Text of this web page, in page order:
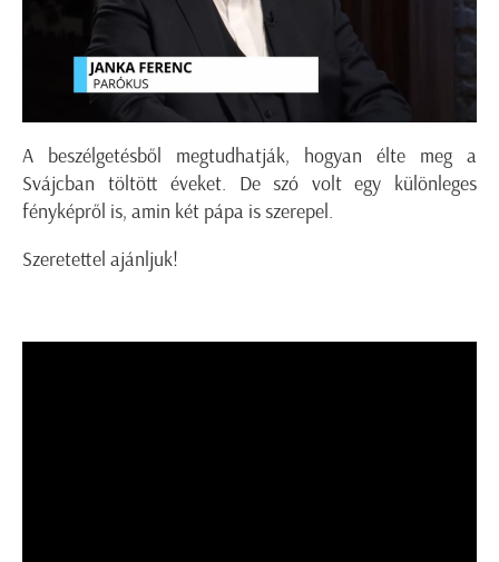
A beszélgetésből megtudhatják, hogyan élte meg a
Svájcban töltött éveket. De szó volt egy különleges
fényképről is, amin két pápa is szerepel.
Szeretettel ajánljuk!